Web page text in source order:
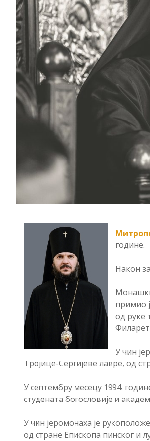
године.
Након
примио
од руке
У чин
Тројице-Сергијеве лавре, од
У септембру месецу 1994.
студената богословије и
У чин јеромонаха је
од стране Епископа пинског и